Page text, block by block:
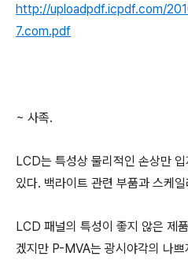
http://uploadpdf.icpdf.com/
7.com.pdf
~ 사족.
LCD는 특성상 물리적인 손상만
있다. 백라이트 관련 부품과 스케
LCD 패널의 특성이 좋지 않은 제
겠지만 P-MVA는 광시야각의 나